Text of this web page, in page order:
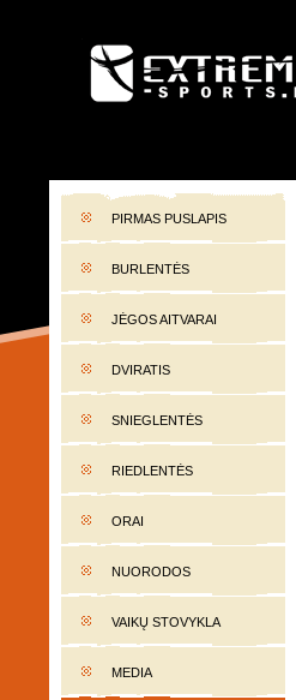
EXTREME-
PIRMAS PUSLAPIS
BURLENTĖS
JĖGOS AITVARAI
DVIRATIS
SNIEGLENTĖS
RIEDLENTĖS
ORAI
NUORODOS
VAIKŲ STOVYKLA
MEDIA